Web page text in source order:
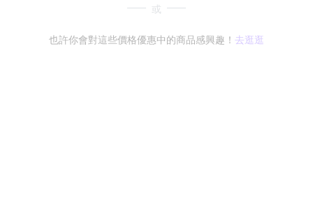
或
也許你會對這些價格優惠中的商品感興趣！ 去逛逛